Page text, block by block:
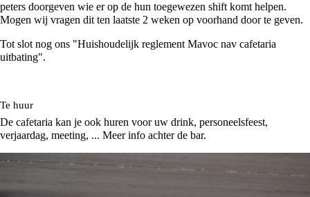
peters doorgeven wie er op de hun toegewezen shift komt helpen.
Mogen wij vragen dit ten laatste 2 weken op voorhand door te geven.
Tot slot nog ons "Huishoudelijk reglement Mavoc nav cafetaria
uitbating".
Te huur
De cafetaria kan je ook huren voor uw drink, personeelsfeest,
verjaardag, meeting, ... Meer info achter de bar.